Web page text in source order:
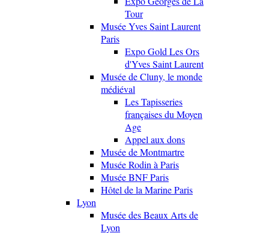
Tour
Musée Yves Saint Laurent
Paris
Expo Gold Les Ors
d'Yves Saint Laurent
Musée de Cluny, le monde
médiéval
Les Tapisseries
françaises du Moyen
Age
Appel aux dons
Musée de Montmartre
Musée Rodin à Paris
Musée BNF Paris
Hôtel de la Marine Paris
Lyon
Musée des Beaux Arts de
Lyon